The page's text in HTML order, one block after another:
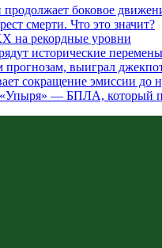
боковое
смерти. Что это значит?
на рекордные уровни
исторические
выиграл
сокращение эмиссии до
«Упыря» — БПЛА, который